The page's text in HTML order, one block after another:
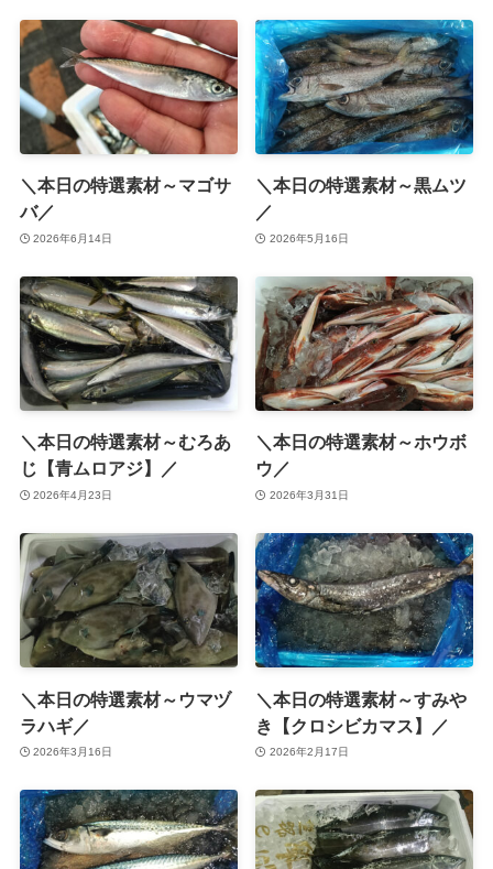
＼本日の特選素材～マゴサ
バ／
2026年6月14日
＼本日の特選素材～黒ムツ
／
2026年5月16日
＼本日の特選素材～むろあ
じ【青ムロアジ】／
2026年4月23日
＼本日の特選素材～ホウボ
ウ／
2026年3月31日
＼本日の特選素材～ウマヅ
ラハギ／
2026年3月16日
＼本日の特選素材～すみや
き【クロシビカマス】／
2026年2月17日